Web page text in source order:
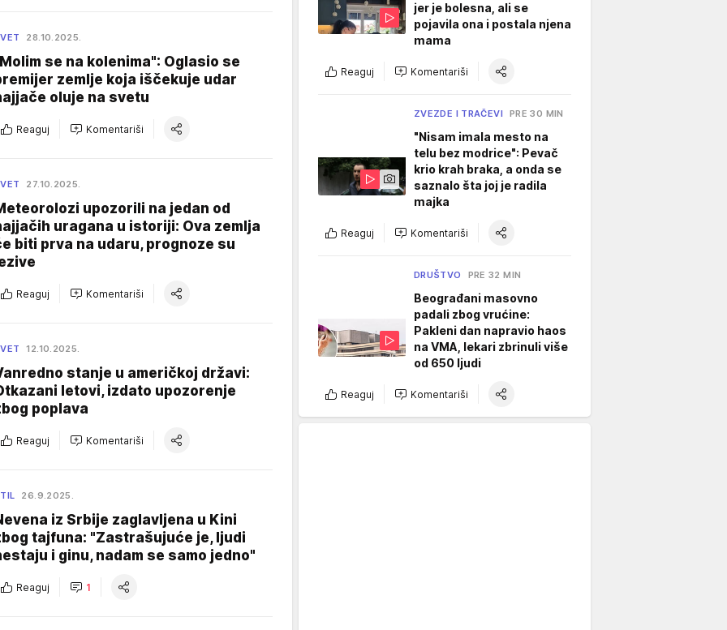
28.10.2025.
se na kolenima": Oglasio se
zemlje koja iščekuje udar
oluje na svetu
Reaguj Komentariši
27.10.2025.
upozorili na jedan od
uragana u istoriji: Ova zemlja
biti prva na udaru, prognoze su
Reaguj Komentariši
12.10.2025.
stanje u američkoj državi:
letovi, izdato upozorenje
poplava
Reaguj Komentariši
26.9.2025.
iz Srbije zaglavljena u Kini
tajfuna: "Zastrašujuće je, ljudi
i ginu, nadam se samo jedno"
Reaguj 1
jer je bolesna, ali se
pojavila ona i postala njena
mama
Reaguj Komentariši
ZVEZDE I TRAČEVI PRE 30 MIN
"Nisam imala mesto na
telu bez modrice": Pevač
krio krah braka, a onda se
saznalo šta joj je radila
majka
Reaguj Komentariši
DRUŠTVO PRE 32 MIN
Beograđani masovno
padali zbog vrućine:
Pakleni dan napravio haos
na VMA, lekari zbrinuli više
od 650 ljudi
Reaguj Komentariši